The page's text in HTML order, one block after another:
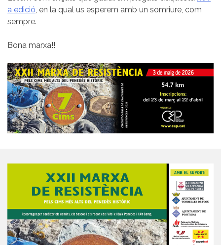
a edició , en la qual us esperem amb un somriure, com
sempre.
Bona marxa!!